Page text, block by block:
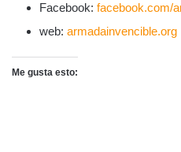
Facebook: facebook.com/
web: armadainvencible.org
Me gusta esto: